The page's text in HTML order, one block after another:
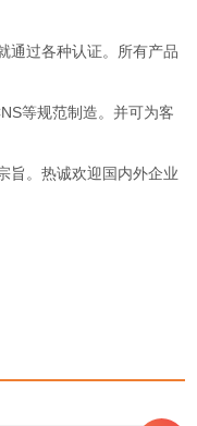
通过各种认证。所有产品
等规范制造。并可为客
旨。热诚欢迎国内外企业